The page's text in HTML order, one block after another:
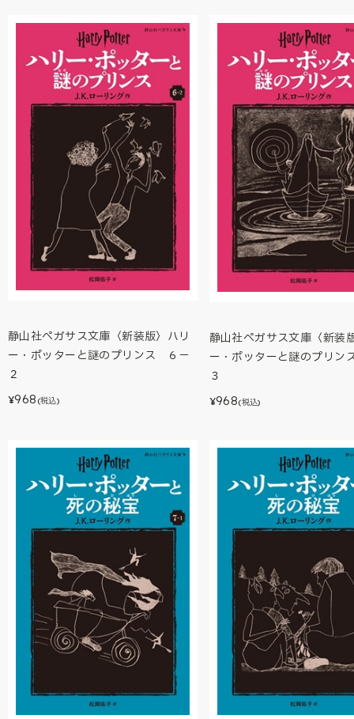
静山社ペガサス文庫〈新装版〉ハリ
ー・ポッターと謎のプリンス ６－
２
¥968 (税込)
静山社ペガサス文庫〈新装
ー・ポッターと謎のプリ
３
¥968(税込)